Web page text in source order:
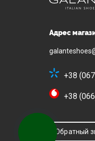
Адрес
+38
+38
Обратный